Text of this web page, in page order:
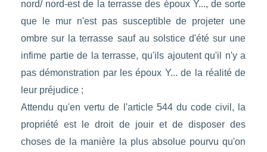
nord/ nord-est de la terrasse des époux Y..., de sorte
que le mur n'est pas susceptible de projeter une
ombre sur la terrasse sauf au solstice d'été sur une
infime partie de la terrasse, qu'ils ajoutent qu'il n'y a
pas démonstration par les époux Y... de la réalité de
leur préjudice ;
Attendu qu'en vertu de l'article 544 du code civil, la
propriété est le droit de jouir et de disposer des
choses de la manière la plus absolue pourvu qu'on